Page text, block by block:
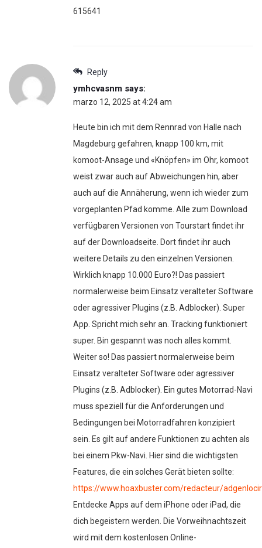
615641
Reply
ymhcvasnm says:
marzo 12, 2025 at 4:24 am
Heute bin ich mit dem Rennrad von Halle nach
Magdeburg gefahren, knapp 100 km, mit
komoot-Ansage und «Knöpfen» im Ohr, komoot
weist zwar auch auf Abweichungen hin, aber
auch auf die Annäherung, wenn ich wieder zum
vorgeplanten Pfad komme. Alle zum Download
verfügbaren Versionen von Tourstart findet ihr
auf der Downloadseite. Dort findet ihr auch
weitere Details zu den einzelnen Versionen.
Wirklich knapp 10.000 Euro?! Das passiert
normalerweise beim Einsatz veralteter Software
oder agressiver Plugins (z.B. Adblocker). Super
App. Spricht mich sehr an. Tracking funktioniert
super. Bin gespannt was noch alles kommt.
Weiter so! Das passiert normalerweise beim
Einsatz veralteter Software oder agressiver
Plugins (z.B. Adblocker). Ein gutes Motorrad-Navi
muss speziell für die Anforderungen und
Bedingungen bei Motorradfahren konzipiert
sein. Es gilt auf andere Funktionen zu achten als
bei einem Pkw-Navi. Hier sind die wichtigsten
Features, die ein solches Gerät bieten sollte:
https://www.hoaxbuster.com/redacteur/
Entdecke Apps auf dem iPhone oder iPad, die
dich begeistern werden. Die Vorweihnachtszeit
wird mit dem kostenlosen Online-